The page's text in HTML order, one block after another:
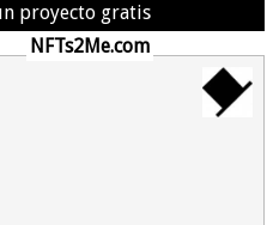
proyecto gratis
NFTs2Me.com